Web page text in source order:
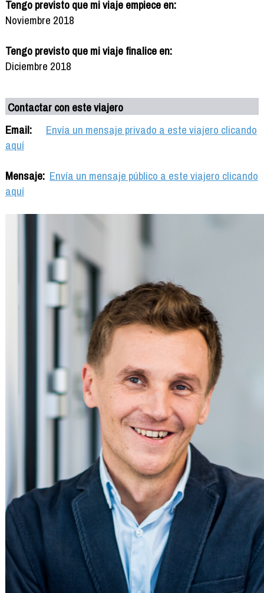
Tengo previsto que mi viaje empiece en:
Noviembre 2018
Tengo previsto que mi viaje finalice en:
Diciembre 2018
Contactar con este viajero
Email:
Envía un mensaje privado a este viajero clicando
aquí
Mensaje: Envía un mensaje público a este viajero clicando
aquí